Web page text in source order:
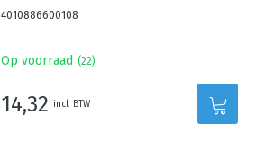
4010886600108
Op voorraad (22)
14,32 incl. BTW